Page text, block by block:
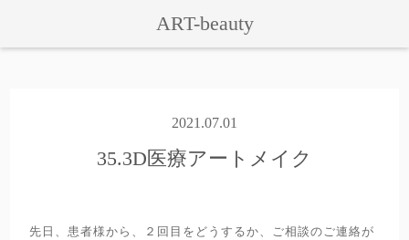
ART-beauty
2021.07.01
35.3D医療アートメイク
先日、患者様から、２回目をどうするか、ご相談のご連絡が